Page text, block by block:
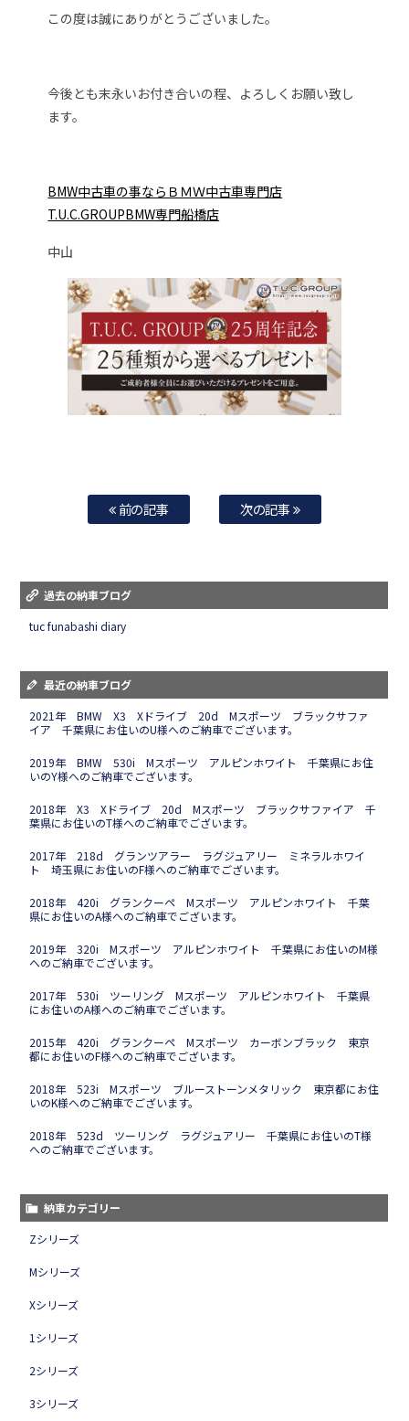
この度は誠にありがとうございました。
今後とも末永いお付き合いの程、よろしくお願い致し
ます。
BMW中古車の事ならＢＭＷ中古車専門店
T.U.C.GROUPBMW専門船橋店
中山
前の記事 次の記事
過去の納車ブログ
tuc funabashi diary
最近の納車ブログ
2021年 BMW X3 Xドライブ 20d Mスポーツ ブラックサファ
イア 千葉県にお住いのU様へのご納車でございます。
2019年 BMW 530i Mスポーツ アルピンホワイト 千葉県にお住
いのY様へのご納車でございます。
2018年 X3 Xドライブ 20d Mスポーツ ブラックサファイア 千
葉県にお住いのT様へのご納車でございます。
2017年 218d グランツアラー ラグジュアリー ミネラルホワイ
ト 埼玉県にお住いのF様へのご納車でございます。
2018年 420i グランクーペ Mスポーツ アルピンホワイト 千葉
県にお住いのA様へのご納車でございます。
2019年 320i Mスポーツ アルピンホワイト 千葉県にお住いのM様
へのご納車でございます。
2017年 530i ツーリング Mスポーツ アルピンホワイト 千葉県
にお住いのA様へのご納車でございます。
2015年 420i グランクーペ Mスポーツ カーボンブラック 東京
都にお住いのF様へのご納車でございます。
2018年 523i Mスポーツ ブルーストーンメタリック 東京都にお住
いのK様へのご納車でございます。
2018年 523d ツーリング ラグジュアリー 千葉県にお住いのT様
へのご納車でございます。
納車カテゴリー
Zシリーズ
Mシリーズ
Xシリーズ
1シリーズ
2シリーズ
3シリーズ